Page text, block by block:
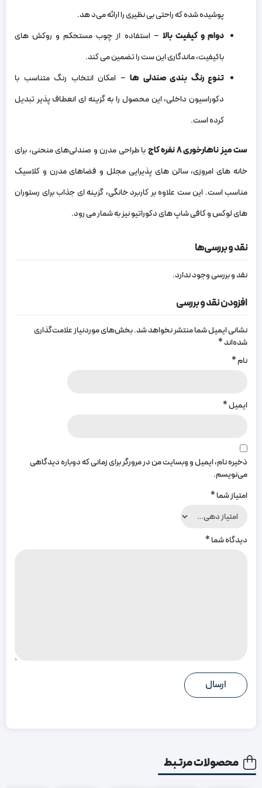
پوشیده شده که راحتی بی ‌نظیری را ارائه می‌د هد.
دوام و کیفیت بالا – استفاده از چوب مستحکم و روکش ‌های
باکیفیت، ماندگاری این ست را تضمین می ‌کند.
تنوع رنگ ‌بندی صندلی‌ ها – امکان انتخاب رنگ متناسب با
دکوراسیون داخلی، این محصول را به گزینه ‌ای انعطاف ‌پذیر تبدیل
کرده است.
ست میز ناهارخوری۸نفره کاجبا طراحی مدرن و صندلی‌های منحنی، برای
خانه‌ های امروزی، سالن‌ های پذیرایی مجلل و فضاهای مدرن و کلاسیک
مناسب است. این ست علاوه بر کاربرد خانگی، گزینه‌ ای جذاب برای رستوران‌
های لوکس و کافی ‌شاپ ‌های دکوراتیو نیز به شمار می ‌رود.
نقد و بررسی‌ها
نقد و بررسی وجود ندارد.
افزودن نقد و بررسی
نشانی ایمیل شما منتشر نخواهد شد.بخش‌های موردنیاز علامت‌گذاری
شده‌اند*
نام*
ایمیل*
ذخیره نام، ایمیل و وبسایت من در مرورگر برای زمانی که دوباره دیدگاهی
می‌نویسم.
امتیاز شما*
دیدگاه شما*
محصولات مرتبط